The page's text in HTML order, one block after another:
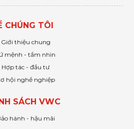
CHÚNG TÔI
Giới thiệu chung
mệnh - tầm nhìn
Hợp tác - đầu tư
hội nghề nghiệp
SÁCH VWC
hành - hậu mãi